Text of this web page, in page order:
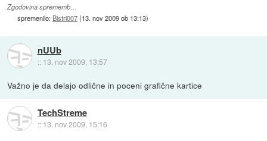
Zgodovina sprememb…
spremenilo: Bistri007(13. nov 2009 ob 13:13)
nUUb
:: 13. nov 2009, 13:57
Važno je da delajo odlične in poceni grafične kartice
TechStreme
:: 13. nov 2009, 15:16